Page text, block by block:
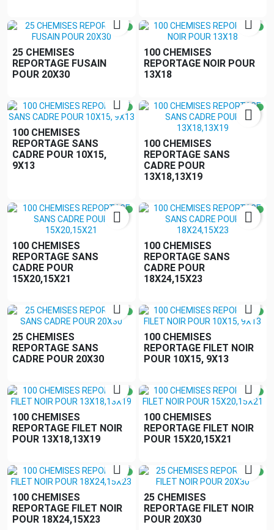

25 CHEMISES
REPORTAGE FUSAIN
POUR 20X30

100 CHEMISES
REPORTAGE NOIR POUR
13X18

100 CHEMISES
REPORTAGE SANS
CADRE POUR 10X15,
9X13

100 CHEMISES
REPORTAGE SANS
CADRE POUR
13X18,13X19

100 CHEMISES
REPORTAGE SANS
CADRE POUR
15X20,15X21

100 CHEMISES
REPORTAGE SANS
CADRE POUR
18X24,15X23

25 CHEMISES
REPORTAGE SANS
CADRE POUR 20X30

100 CHEMISES
REPORTAGE FILET NOIR
POUR 10X15, 9X13

100 CHEMISES
REPORTAGE FILET NOIR
POUR 13X18,13X19

100 CHEMISES
REPORTAGE FILET NOIR
POUR 15X20,15X21

100 CHEMISES
REPORTAGE FILET NOIR
POUR 18X24,15X23

25 CHEMISES
REPORTAGE FILET NOIR
POUR 20X30